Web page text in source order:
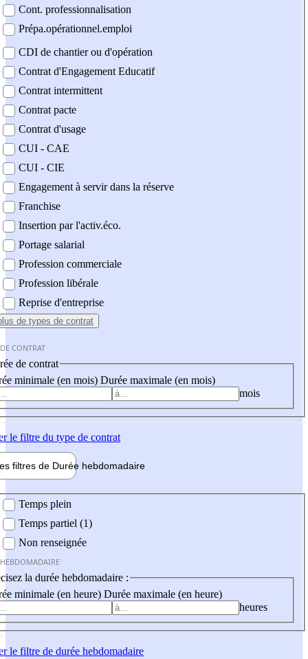
Cont. professionnalisation
Prépa.opérationnel.emploi
CDI de chantier ou d'opération
Contrat d'Engagement Educatif
Contrat intermittent
Contrat pacte
Contrat d'usage
CUI - CAE
CUI - CIE
Engagement à servir dans la réserve
Franchise
Insertion par l'activ.éco.
Portage salarial
Profession commerciale
Profession libérale
Reprise d'entreprise
de types de contrat
CONTRAT
de contrat
minimale (en mois) Durée maximale (en mois)
mois
le filtre du type de contrat
filtres de Durée hebdomadaire
Temps plein
Temps partiel (1)
Non renseignée
la durée hebdomadaire :
minimale (en heure) Durée maximale (en heure)
heures
le filtre de durée hebdomadaire